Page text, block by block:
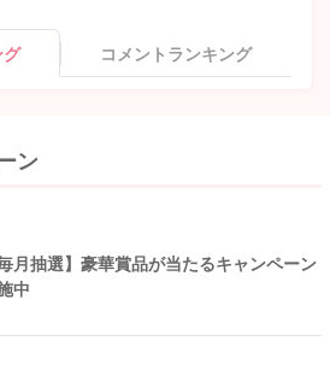
コメントランキング
ン
毎月抽選】豪華賞品が当たるキャンペーン
中